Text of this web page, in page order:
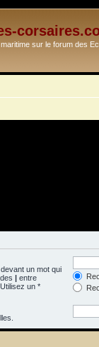
sur le forum des
devant un mot qui
| entre
un *